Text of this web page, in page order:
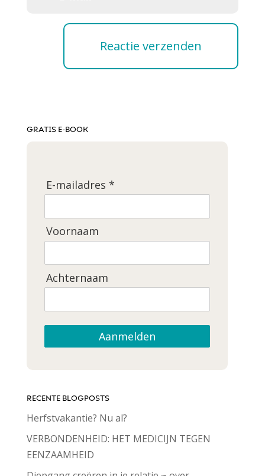
GRATIS E-BOOK
E-mailadres *
Voornaam
Achternaam
Aanmelden
RECENTE BLOGPOSTS
Herfstvakantie? Nu al?
VERBONDENHEID: HET MEDICIJN TEGEN
EENZAAMHEID